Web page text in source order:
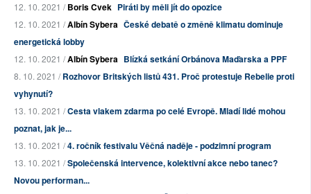
12. 10. 2021 /Boris Cvek Piráti by měli jít do opozice
12. 10. 2021 /Albín Sybera České debatě o změně klimatu dominuje
energetická lobby
12. 10. 2021 /Albín Sybera Blízká setkání Orbánova Maďarska a PPF
8. 10. 2021 /Rozhovor Britských listů 431. Proč protestuje Rebelie proti
vyhynutí?
13. 10. 2021 /Cesta vlakem zdarma po celé Evropě. Mladí lidé mohou
poznat, jak je...
13. 10. 2021 /4. ročník festivalu Věčná naděje - podzimní program
13. 10. 2021 /Společenská intervence, kolektivní akce nebo tanec?
Novou performan...